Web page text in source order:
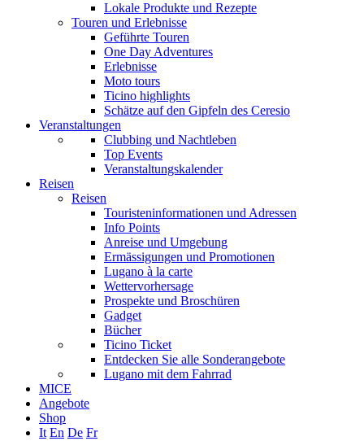
Lokale Produkte und Rezepte
Touren und Erlebnisse
Geführte Touren
One Day Adventures
Erlebnisse
Moto tours
Ticino highlights
Schätze auf den Gipfeln des Ceresio
Veranstaltungen
Clubbing und Nachtleben
Top Events
Veranstaltungskalender
Reisen
Reisen
Touristeninformationen und Adressen
Info Points
Anreise und Umgebung
Ermässigungen und Promotionen
Lugano à la carte
Wettervorhersage
Prospekte und Broschüren
Gadget
Bücher
Ticino Ticket
Entdecken Sie alle Sonderangebote
Lugano mit dem Fahrrad
MICE
Angebote
Shop
It En De Fr